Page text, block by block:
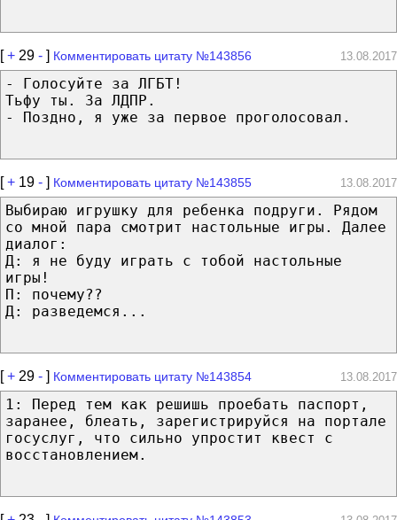
[+ 29 - ] Комментировать цитату №143856 13.08.2017
- Голосуйте за ЛГБТ!
Тьфу ты. За ЛДПР.
- Поздно, я уже за первое проголосовал.
[+ 19 - ] Комментировать цитату №143855 13.08.2017
Выбираю игрушку для ребенка подруги. Рядом
со мной пара смотрит настольные игры. Далее
диалог:
Д: я не буду играть с тобой настольные
игры!
П: почему??
Д: разведемся...
[+ 29 - ] Комментировать цитату №143854 13.08.2017
1: Перед тем как решишь проебать паспорт,
заранее, блеать, зарегистрируйся на портале
госуслуг, что сильно упростит квест с
восстановлением.